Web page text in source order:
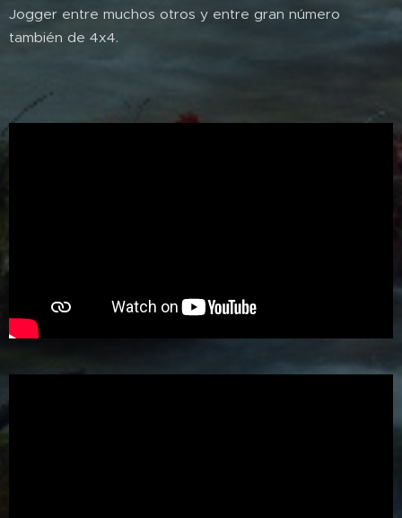
Jogger entre muchos otros y entre gran número
también de 4x4.